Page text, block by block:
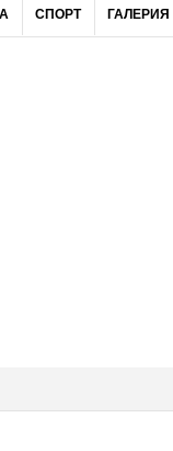
СПОРТ ГАЛЕРИЯ